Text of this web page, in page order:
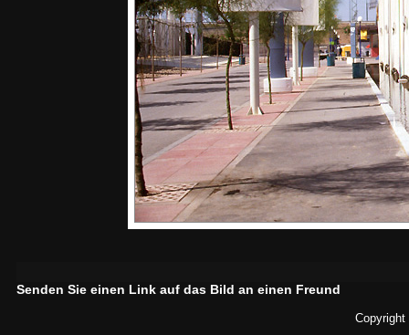
Senden Sie einen Link auf das Bild an einen Freund